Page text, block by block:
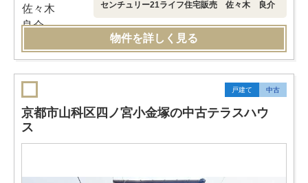
センチュリー21ライフ住宅販売 佐々木 良介
物件を詳しく見る
戸建て 中古
京都市山科区四ノ宮小金塚の中古テラスハウ
ス